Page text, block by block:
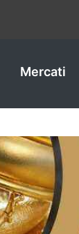
Mercati